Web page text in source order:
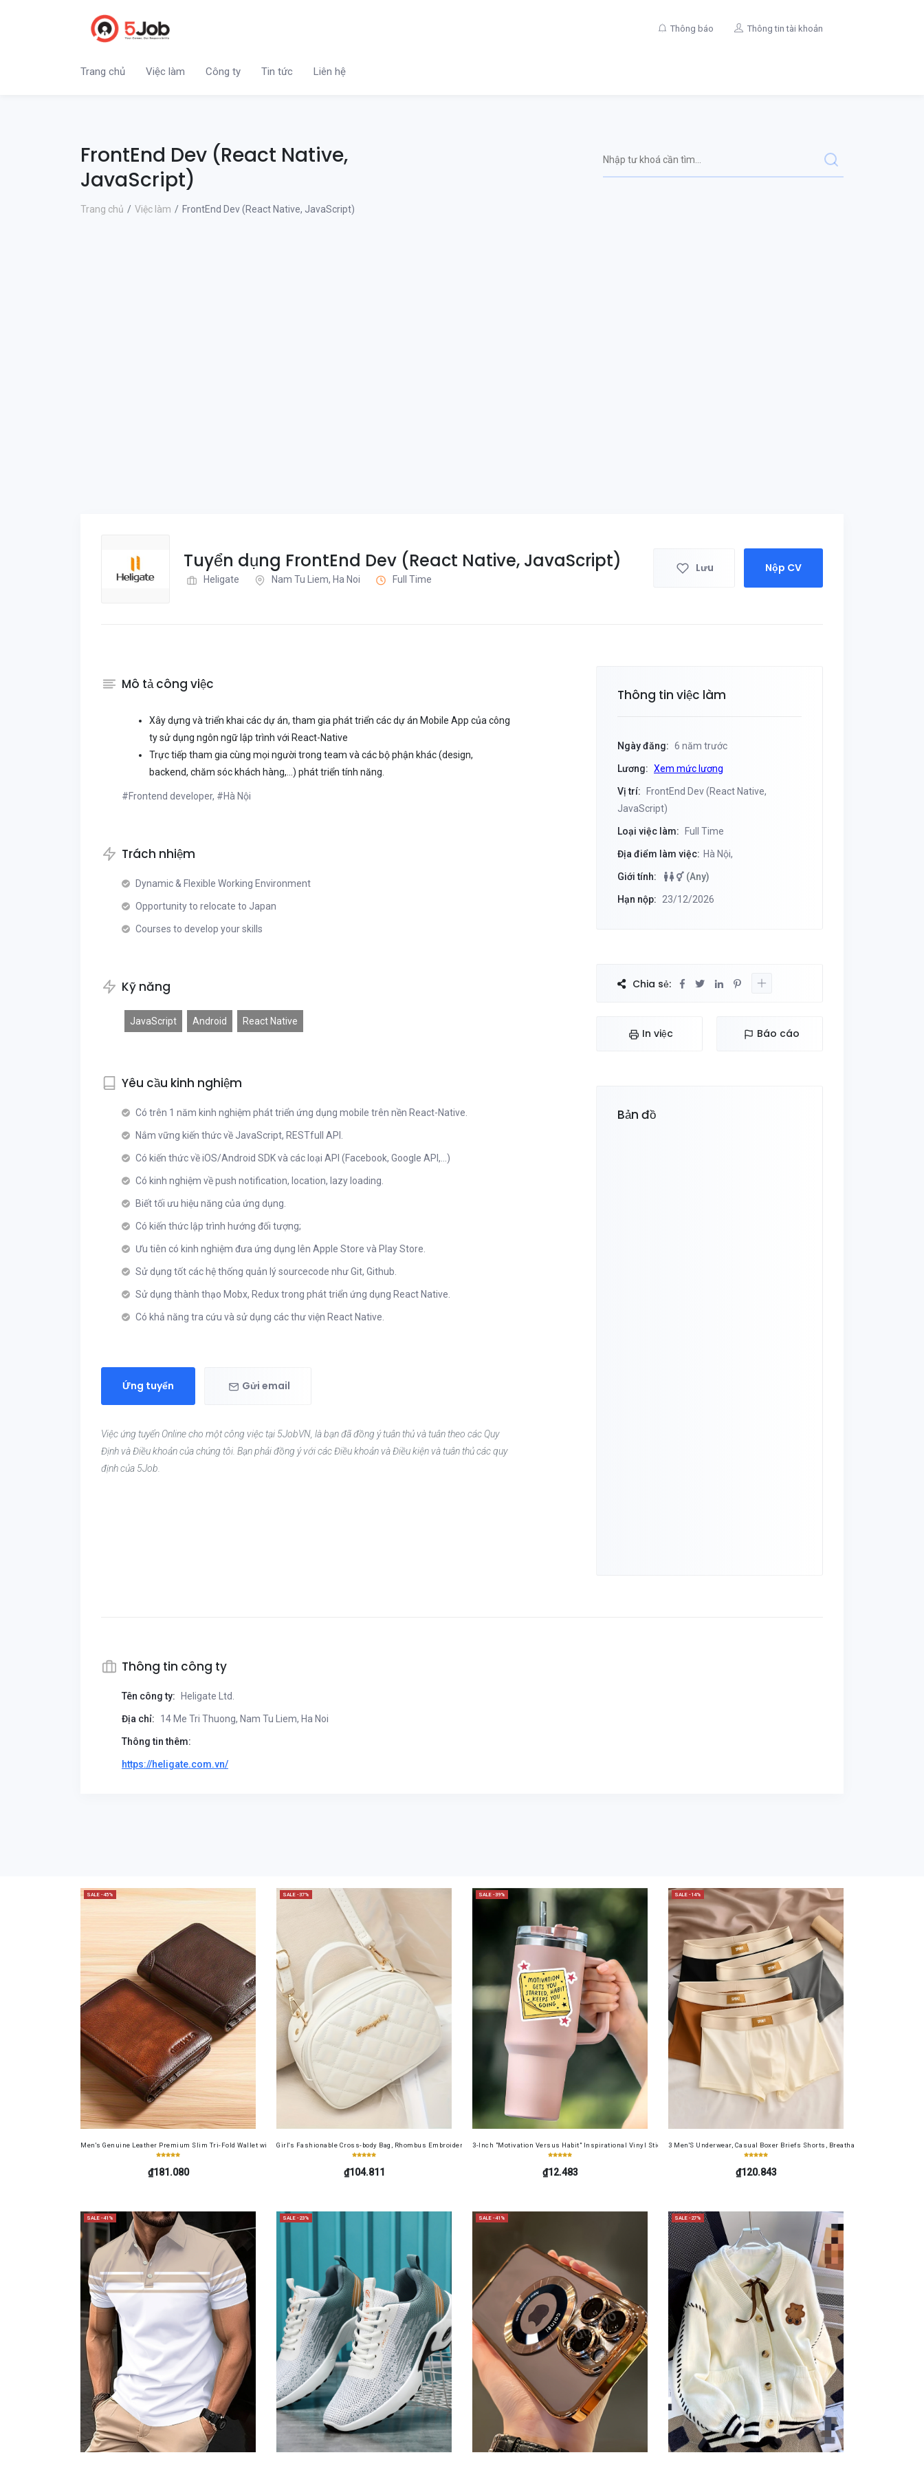
Thông báo Thông tin tài khoản
Trang chủ Việc làm Công ty Tin tức Liên hệ
FrontEnd Dev (React Native,
JavaScript)
Trang chủ Việc làm FrontEnd Dev (React Native, JavaScript)
Tuyển dụng FrontEnd Dev (React Native, JavaScript)
Heligate Nam Tu Liem, Ha Noi Full Time
Lưu Nộp CV
Mô tả công việc
Xây dựng và triển khai các dự án, tham gia phát triển các dự án Mobile App của công
ty sử dụng ngôn ngữ lập trình với React-Native
Trực tiếp tham gia cùng mọi người trong team và các bộ phận khác (design,
backend, chăm sóc khách hàng,...) phát triển tính năng.
#Frontend developer, #Hà Nội
Trách nhiệm
Dynamic & Flexible Working Environment
Opportunity to relocate to Japan
Courses to develop your skills
Kỹ năng
JavaScript Android React Native
Yêu cầu kinh nghiệm
Có trên 1 năm kinh nghiệm phát triển ứng dụng mobile trên nền React-Native.
Nắm vững kiến thức về JavaScript, RESTfull API.
Có kiến thức về iOS/Android SDK và các loại API (Facebook, Google API,...)
Có kinh nghiệm về push notification, location, lazy loading.
Biết tối ưu hiệu năng của ứng dụng.
Có kiến thức lập trình hướng đối tượng;
Ưu tiên có kinh nghiệm đưa ứng dụng lên Apple Store và Play Store.
Sử dụng tốt các hệ thống quản lý sourcecode như Git, Github.
Sử dụng thành thạo Mobx, Redux trong phát triển ứng dụng React Native.
Có khả năng tra cứu và sử dụng các thư viện React Native.
Ứng tuyển Gửi email
Việc ứng tuyển Online cho một công việc tại 5JobVN, là bạn đã đồng ý tuân thủ và tuân theo các Quy
Định và Điều khoản của chúng tôi. Bạn phải đồng ý với các Điều khoản và Điều kiện và tuân thủ các quy
định của 5Job.
Thông tin việc làm
Ngày đăng: 6 năm trước
Lương: Xem mức lương
Vị trí:
FrontEnd Dev (React Native,
JavaScript)
Loại việc làm: Full Time
Địa điểm làm việc: Hà Nội,
Giới tính: (Any)
Hạn nộp: 23/12/2026
Chia sẻ:
In việc Báo cáo
Bản đồ
Thông tin công ty
Tên công ty: Heligate Ltd.
Địa chỉ: 14 Me Tri Thuong, Nam Tu Liem, Ha Noi
Thông tin thêm:
https://heligate.com.vn/
SALE -45%
Men's Genuine Leather Premium Slim Tri-Fold Wallet with Driver's License Card Holder, Top-Grain Cowhide, Large Capacity, RFID Blocking Credit Card Holder, Portable Cash Wallet for Work, Business, Commuting, Office, Anniversary, Couples
₫181.080
SALE -37%
Girl's Fashionable Cross-body Bag, Rhombus Embroidered Bag, Mobile Phone Bag, Coin Purse Handbag, Ideal choice for Gifts
₫104.811
SALE -39%
3-Inch "Motivation Versus Habit" Inspirational Vinyl Sticker – Ideal for Laptops, Water Bottles, Journals, And Gym Equipment |
₫12.483
SALE -14%
3 Men'S Underwear, Casual Boxer Briefs Shorts, Breathable Comfortable
₫120.843
SALE -41% SALE -23% SALE -41% SALE -27%